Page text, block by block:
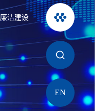
廉洁建设
EN